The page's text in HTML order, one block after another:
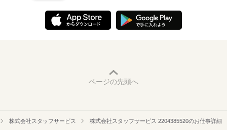
ページの先頭へ
株式会社スタッフサービス 株式会社スタッフサービス 2204385520のお仕事詳細